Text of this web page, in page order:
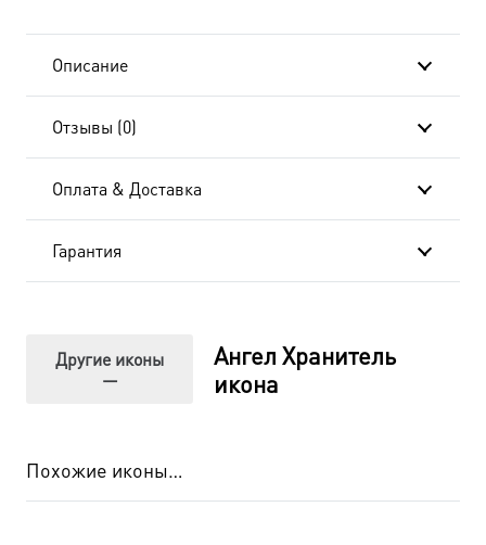
Описание
Отзывы (0)
Оплата & Доставка
Гарантия
Другие иконы
—
Ангел Хранитель
икона
Похожие иконы…